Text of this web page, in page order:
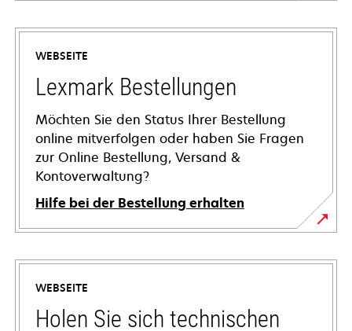
WEBSEITE
Lexmark Bestellungen
Möchten Sie den Status Ihrer Bestellung
online mitverfolgen oder haben Sie Fragen
zur Online Bestellung, Versand &
Kontoverwaltung?
Hilfe bei der Bestellung erhalten
WEBSEITE
Holen Sie sich technischen